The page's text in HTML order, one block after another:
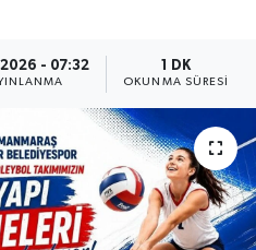
- 07:32 1 DK
OKUNMA SÜRESI